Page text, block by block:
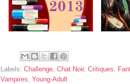
Labels: Challenge, Chat Noir, Critiques,
Vampires, Young-Adult